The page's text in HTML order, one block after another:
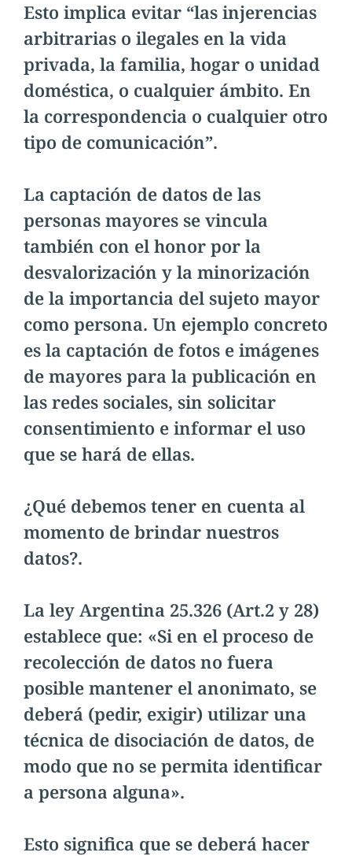
Esto implica evitar “las injerencias
arbitrarias o ilegales en la vida
privada, la familia, hogar o unidad
doméstica, o cualquier ámbito. En
la correspondencia o cualquier otro
tipo de comunicación”.
La captación de datos de las
personas mayores se vincula
también con el honor por la
desvalorización y la minorización
de la importancia del sujeto mayor
como persona. Un ejemplo concreto
es la captación de fotos e imágenes
de mayores para la publicación en
las redes sociales, sin solicitar
consentimiento e informar el uso
que se hará de ellas.
¿Qué debemos tener en cuenta al
momento de brindar nuestros
datos?.
La ley Argentina 25.326 (Art.2 y 28)
establece que: «Si en el proceso de
recolección de datos no fuera
posible mantener el anonimato, se
deberá (pedir, exigir) utilizar una
técnica de disociación de datos, de
modo que no se permita identificar
a persona alguna».
Esto significa que se deberá hacer